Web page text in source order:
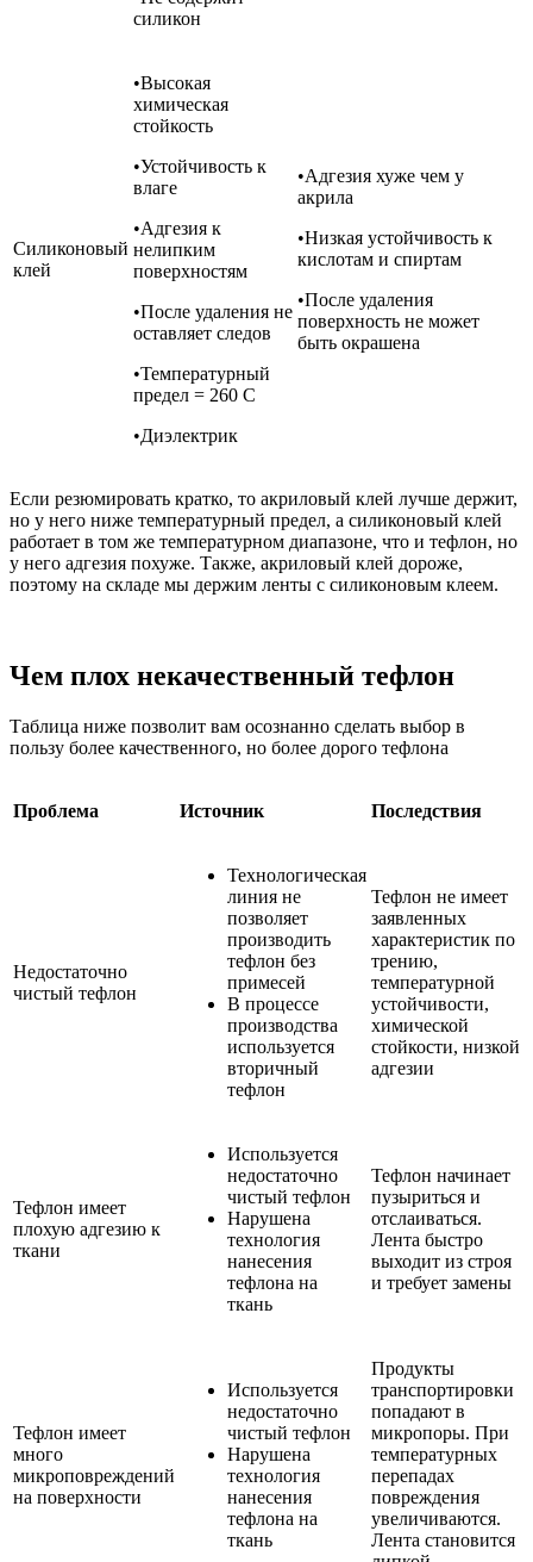
силикон
Силиконовый
клей
•Высокая
химическая
стойкость
•Устойчивость к
влаге
•Адгезия к
нелипким
поверхностям
•После удаления не
оставляет следов
•Температурный
предел = 260 С
•Диэлектрик
•Адгезия хуже чем у
акрила
•Низкая устойчивость к
кислотам и спиртам
•После удаления
поверхность не может
быть окрашена
Если резюмировать кратко, то акриловый клей лучше держит,
но у него ниже температурный предел, а силиконовый клей
работает в том же температурном диапазоне, что и тефлон, но
у него адгезия похуже. Также, акриловый клей дороже,
поэтому на складе мы держим ленты с силиконовым клеем.
Чем плох некачественный тефлон
Таблица ниже позволит вам осознанно сделать выбор в
пользу более качественного, но более дорого тефлона
Проблема Источник Последствия
Недостаточно
чистый тефлон
Технологическая
линия не
позволяет
производить
тефлон без
примесей
В процессе
производства
используется
вторичный
тефлон
Тефлон не имеет
заявленных
характеристик по
трению,
температурной
устойчивости,
химической
стойкости, низкой
адгезии
Тефлон имеет
плохую адгезию к
ткани
Используется
недостаточно
чистый тефлон
Нарушена
технология
нанесения
тефлона на
ткань
Тефлон начинает
пузыриться и
отслаиваться.
Лента быстро
выходит из строя
и требует замены
Тефлон имеет
много
микроповреждений
на поверхности
Используется
недостаточно
чистый тефлон
Нарушена
технология
нанесения
тефлона на
ткань
Продукты
транспортировки
попадают в
микропоры. При
температурных
перепадах
повреждения
увеличиваются.
Лента становится